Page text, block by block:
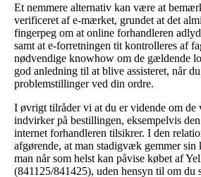
Et nemmere alternativ kan være at
verificeret af e-mærket, grundet at det
fingerpeg om at online forhandleren
samt at e-forretningen tit kontrolleres af
nødvendige knowhow om de gældende
god anledning til at blive assisteret, når
problemstillinger ved din ordre.
I øvrigt tilråder vi at du er vidende om de
indvirker på bestillingen, eksempelvis
internet forhandleren tilsikrer. I den
afgørende, at man stadigvæk gemmer sin
man når som helst kan påvise købet af
(841125/841425), uden hensyn til om du